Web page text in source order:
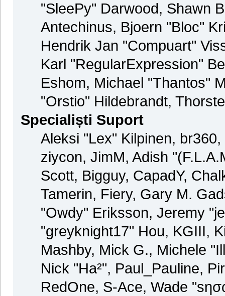
"SleePy" Darwood, Shawn
Antechinus, Bjoern "Bloc"
Hendrik Jan "Compuart"
Karl "RegularExpression"
Eshom, Michael "Thantos"
"Orstio" Hildebrandt,
Specialiști Suport
Aleksi "Lex" Kilpinen,
ziycon, JimM, Adish
Scott, Bigguy, CapadY,
Tamerin, Fiery, Gary M.
"Owdy" Eriksson, Jeremy
"greyknight17" Hou, KGIII,
Mashby, Mick G., Michele
Nick "Ha²", Paul_Pauline,
RedOne, S-Ace, Wade